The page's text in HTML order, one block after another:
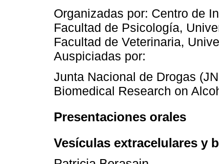
Organizadas por: Centro de
Facultad de Psicología,
Facultad de Veterinaria,
Auspiciadas por:
Junta Nacional de Drogas
Biomedical Research on
Presentaciones orales
Vesículas extracelulares y